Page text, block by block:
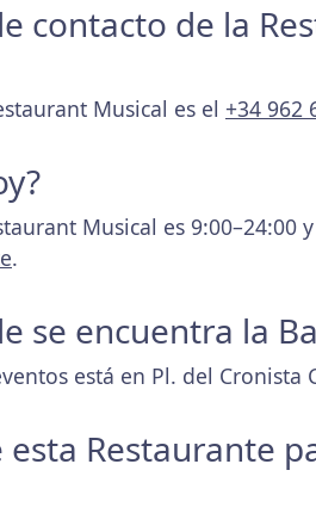
contacto de la
Musical es el +34 962
Musical es 9:00–24:00 y
.
se encuentra la
está en Pl. del Cronista
Restaurante